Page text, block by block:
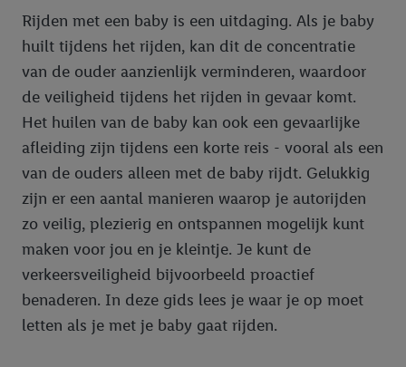
Rijden met een baby is een uitdaging. Als je baby
huilt tijdens het rijden, kan dit de concentratie
van de ouder aanzienlijk verminderen, waardoor
de veiligheid tijdens het rijden in gevaar komt.
Het huilen van de baby kan ook een gevaarlijke
afleiding zijn tijdens een korte reis - vooral als een
van de ouders alleen met de baby rijdt. Gelukkig
zijn er een aantal manieren waarop je autorijden
zo veilig, plezierig en ontspannen mogelijk kunt
maken voor jou en je kleintje. Je kunt de
verkeersveiligheid bijvoorbeeld proactief
benaderen. In deze gids lees je waar je op moet
letten als je met je baby gaat rijden.